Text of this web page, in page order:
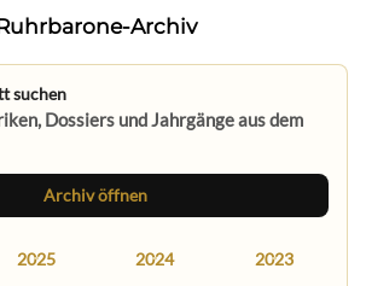
Archiv
suchen
Dossiers und Jahrgänge aus dem
Archiv öffnen
2025 2024 2023